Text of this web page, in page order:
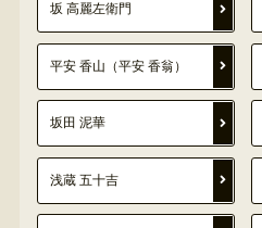
坂 高麗左衛門
平安 香山（平安 香翁）
坂田 泥華
浅蔵 五十吉